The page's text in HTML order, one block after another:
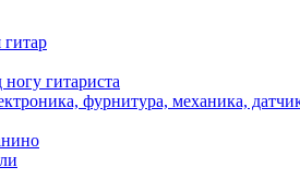
гитариста
фурнитура, механика,